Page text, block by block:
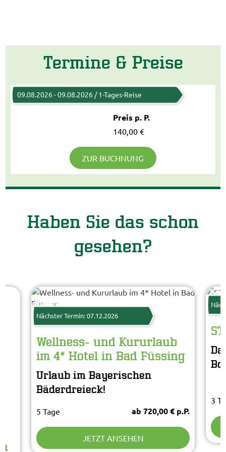
Termine & Preise
09.08.2026 - 09.08.2026 / 1-Tages-Reise
Preis p. P.
140,00 €
ZUR BUCHNUNG
Haben Sie das schon
gesehen?
© Kur- und GästeService Bad Füssing
Nächster Termin: 07.12.2026
Wellness- und Kururlaub
im 4* Hotel in Bad Füssing
Urlaub im Bayerischen
Bäderdreieck!
5 Tage ab 720,00 € p.P.
JETZT ANSEHEN
3